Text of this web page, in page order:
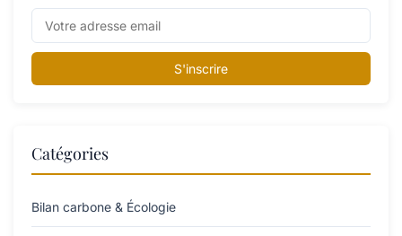
S'inscrire
Catégories
Bilan carbone & Écologie